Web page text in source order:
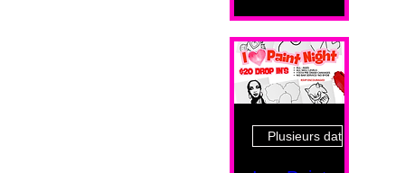
Plusieurs dates